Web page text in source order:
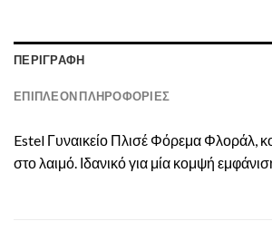
ΠΕΡΙΓΡΑΦΉ
ΕΠΙΠΛΈΟΝ ΠΛΗΡΟΦΟΡΊΕΣ
Estel Γυναικείο Πλισέ Φόρεμα Φλοράλ,
στο λαιμό. Ιδανικό για μία κομψή